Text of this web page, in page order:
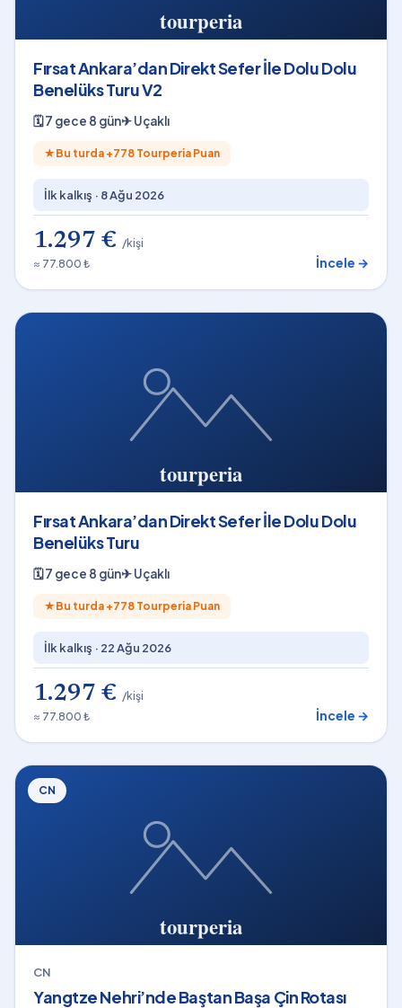
Fırsat Ankara’dan Direkt Sefer İle Dolu Dolu
Benelüks Turu V2
🗓7 gece 8 gün✈Uçaklı
★ Bu turda +778 Tourperia Puan
İlk kalkış · 8 Ağu 2026
1.297 € /kişi
≈ 77.800 ₺
İncele →
Fırsat Ankara’dan Direkt Sefer İle Dolu Dolu
Benelüks Turu
🗓7 gece 8 gün✈Uçaklı
★ Bu turda +778 Tourperia Puan
İlk kalkış · 22 Ağu 2026
1.297 € /kişi
≈ 77.800 ₺
İncele →
CN
CN
Yangtze Nehri’nde Baştan Başa Çin Rotası